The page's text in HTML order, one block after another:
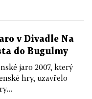
v Divadle Na
do Bugulmy
jaro 2007, který
hry, uzavřelo